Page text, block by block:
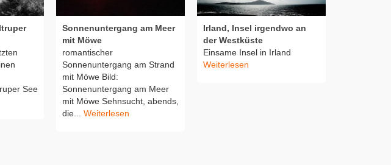
See
Sonnenuntergang am Meer
mit Möwe
romantischer
Sonnenuntergang am Strand
mit Möwe Bild:
Sonnenuntergang am Meer
mit Möwe Sehnsucht, abends,
die... Weiterlesen
Irland, Insel irgendwo an
der Westküste
Einsame Insel in Irland
Weiterlesen